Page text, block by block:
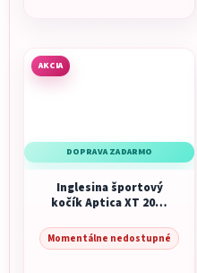
AKCIA
DOPRAVA ZADARMO
Inglesina športový
kočík Aptica XT 2023
Momentálne nedostupné